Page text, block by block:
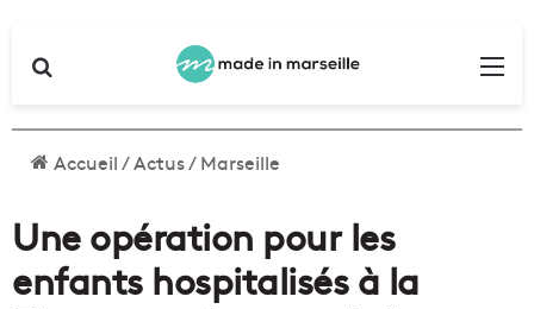
Accueil/Actus/Marseille
Une opération pour les
enfants hospitalisés à la